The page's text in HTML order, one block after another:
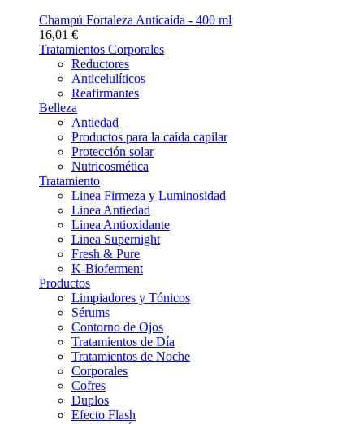
Champú Fortaleza Anticaída - 400 ml
16,01 €
Tratamientos Corporales
Reductores
Anticelulíticos
Reafirmantes
Belleza
Antiedad
Productos para la caída capilar
Protección solar
Nutricosmética
Tratamiento
Linea Firmeza y Luminosidad
Linea Antiedad
Linea Antioxidante
Linea Supernight
Fresh & Pure
K-Bioferment
Productos
Limpiadores y Tónicos
Sérums
Contorno de Ojos
Tratamientos de Día
Tratamientos de Noche
Corporales
Cofres
Duplos
Efecto Flash